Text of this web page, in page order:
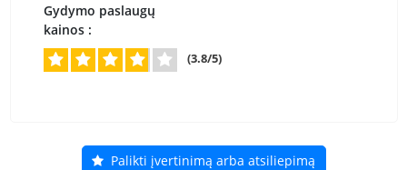
Gydymo paslaugų
kainos :
(3.8/5)
Palikti įvertinimą arba atsiliepimą